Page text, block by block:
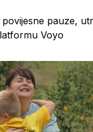
pauze,
Voyo